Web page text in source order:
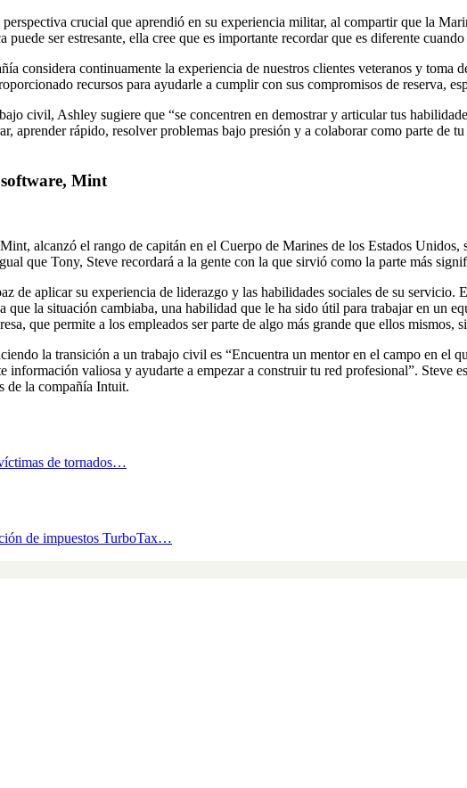
crucial que aprendió en su experiencia militar, al compartir que la
ser estresante, ella cree que es importante recordar que es diferente
considera continuamente la experiencia de nuestros clientes veteranos y toma
recursos para ayudarle a cumplir con sus compromisos de reserva,
civil, Ashley sugiere que “se concentren en demostrar y articular tus
aprender rápido, resolver problemas bajo presión y a colaborar como parte de
Mint
alcanzó el rango de capitán en el Cuerpo de Marines de los Estados
que Tony, Steve recordará a la gente con la que sirvió como la parte más
de aplicar su experiencia de liderazgo y las habilidades sociales de su
que la situación cambiaba, una habilidad que le ha sido útil para trabajar en un
que permite a los empleados ser parte de algo más grande que ellos mismos,
la transición a un trabajo civil es “Encuentra un mentor en el campo en el
información valiosa y ayudarte a empezar a construir tu red profesional”. Steve
de la compañía Intuit.
de tornados…
de impuestos TurboTax…